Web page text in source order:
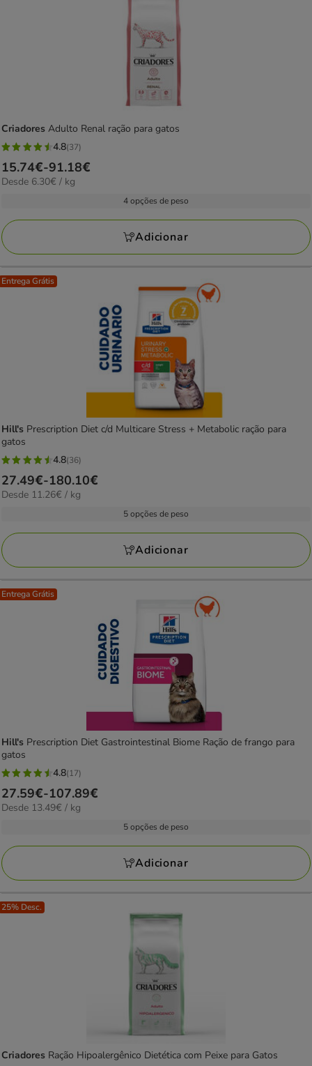
Criadores Adulto Renal ração para gatos
4.8
estrelas
com
avaliações
4.8(37)
Preço
de
91.18€
15.74€-91.18€
6.30€
Desde 6.30€ / kg
4 opções de peso
Adicionar
Entrega Grátis
Hill's Prescription Diet c/d Multicare Stress + Metabolic ração para
gatos
4.8
estrelas
com
avaliações
4.8(36)
Preço
de
180.10€
27.49€-180.10€
11.26€
Desde 11.26€ / kg
5 opções de peso
Adicionar
Entrega Grátis
Hill's Prescription Diet Gastrointestinal Biome Ração de frango para
gatos
4.8
estrelas
com
avaliações
4.8(17)
Preço
de
107.89€
27.59€-107.89€
13.49€
Desde 13.49€ / kg
5 opções de peso
Adicionar
25% Desc.
Criadores Ração Hipoalergênico Dietética com Peixe para Gatos